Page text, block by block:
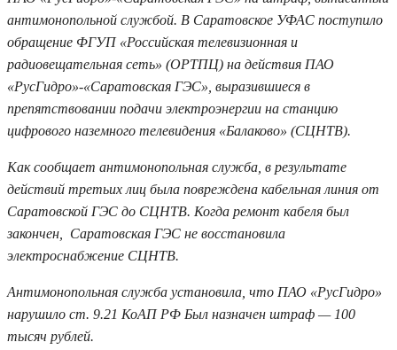
антимонопольной службой. В Саратовское УФАС поступило
обращение ФГУП «Российская телевизионная и
радиовещательная сеть» (ОРТПЦ) на действия ПАО
«РусГидро»-«Саратовская ГЭС», выразившиеся в
препятствовании подачи электроэнергии на станцию
цифрового наземного телевидения «Балаково» (СЦНТВ).
Как сообщает антимонопольная служба, в результате
действий третьих лиц была повреждена кабельная линия от
Саратовской ГЭС до СЦНТВ. Когда ремонт кабеля был
закончен, Саратовская ГЭС не восстановила
электроснабжение СЦНТВ.
Антимонопольная служба установила, что ПАО «РусГидро»
нарушило ст. 9.21 КоАП РФ Был назначен штраф — 100
тысяч рублей.